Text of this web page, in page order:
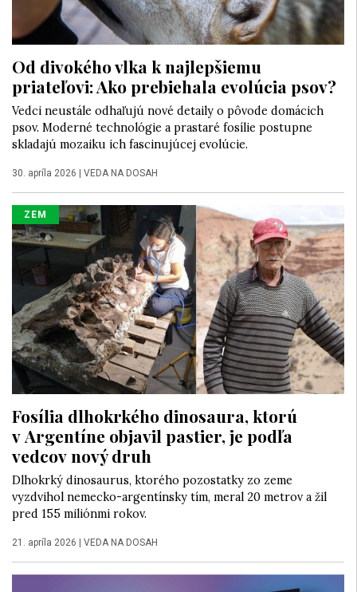
Od divokého vlka k najlepšiemu
priateľovi: Ako prebiehala evolúcia psov?
Vedci neustále odhaľujú nové detaily o pôvode domácich
psov. Moderné technológie a prastaré fosílie postupne
skladajú mozaiku ich fascinujúcej evolúcie.
30. apríla 2026 VEDA NA DOSAH
ZEM
Fosília dlhokrkého dinosaura, ktorú
v Argentíne objavil pastier, je podľa
vedcov nový druh
Dlhokrký dinosaurus, ktorého pozostatky zo zeme
vyzdvihol nemecko-argentínsky tím, meral 20 metrov a žil
pred 155 miliónmi rokov.
21. apríla 2026 | VEDA NA DOSAH